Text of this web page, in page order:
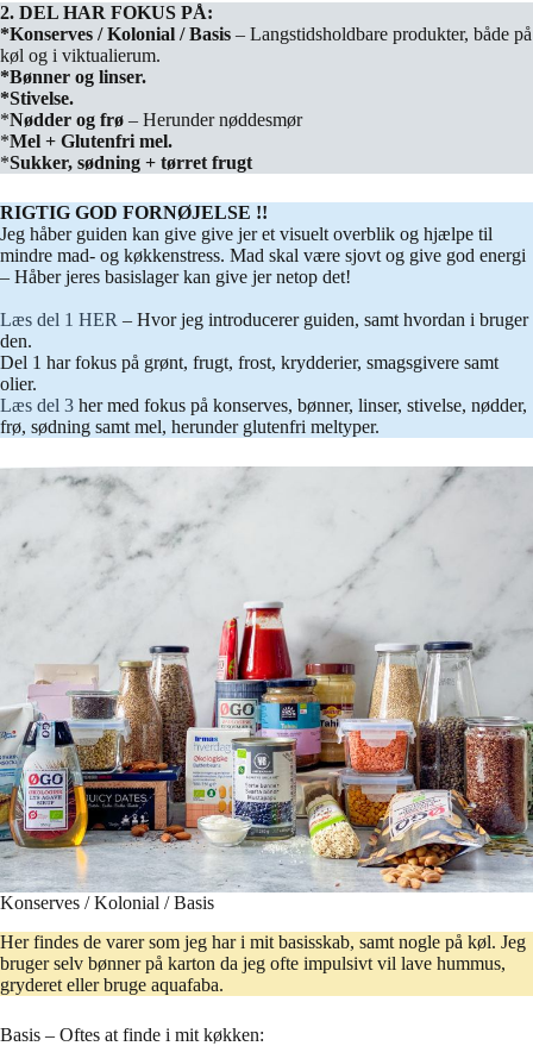
2. DEL HAR FOKUS PÅ:
*Konserves / Kolonial / Basis – Langstidsholdbare produkter, både på
køl og i viktualierum.
*Bønner og linser.
*Stivelse.
*Nødder og frø – Herunder nøddesmør
*Mel + Glutenfri mel.
*Sukker, sødning + tørret frugt
RIGTIG GOD FORNØJELSE !!
Jeg håber guiden kan give give jer et visuelt overblik og hjælpe til
mindre mad- og køkkenstress. Mad skal være sjovt og give god energi
– Håber jeres basislager kan give jer netop det!
Læs del 1 HER – Hvor jeg introducerer guiden, samt hvordan i bruger
den.
Del 1 har fokus på grønt, frugt, frost, krydderier, smagsgivere samt
olier.
Læs del 3 her med fokus på konserves, bønner, linser, stivelse, nødder,
frø, sødning samt mel, herunder glutenfri meltyper.
Konserves / Kolonial / Basis
Her findes de varer som jeg har i mit basisskab, samt nogle på køl. Jeg
bruger selv bønner på karton da jeg ofte impulsivt vil lave hummus,
gryderet eller bruge aquafaba.
Basis – Oftes at finde i mit køkken: